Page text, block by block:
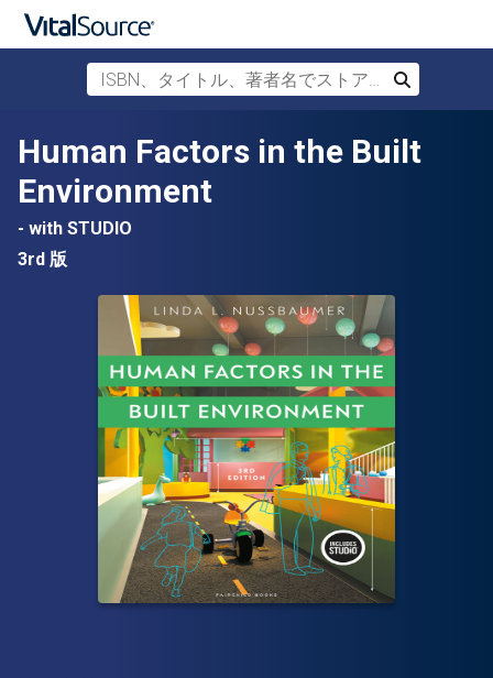
ISBN、タイトル、著者名でストアを検索
検索
Human Factors in the Built
Environment
- with STUDIO
3rd 版